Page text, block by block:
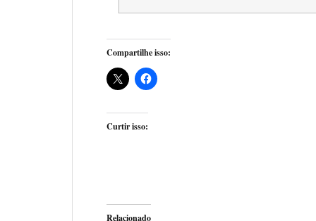
Compartilhe isso:
Curtir isso:
Relacionado